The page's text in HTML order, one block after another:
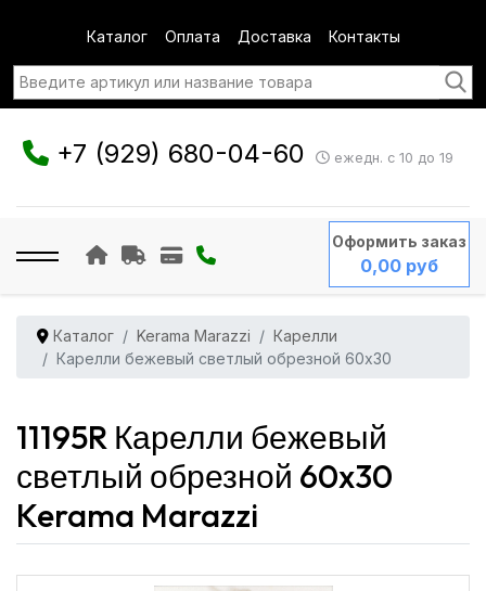
Каталог Оплата Доставка Контакты
+7 (929) 680-04-60 ежедн. с 10 до 19
Оформить заказ
0,00 руб
Каталог Kerama Marazzi
Карелли
Карелли бежевый светлый обрезной 60x30
11195R Карелли бежевый
светлый обрезной 60x30
Kerama Marazzi